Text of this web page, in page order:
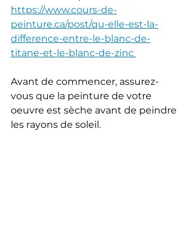
https://www.cours-de-
peinture.ca/post/qu-elle-est-la-
difference-entre-le-blanc-de-
titane-et-le-blanc-de-zinc
Avant de commencer, assurez-
vous que la peinture de votre
oeuvre est sèche avant de peindre
les rayons de soleil.